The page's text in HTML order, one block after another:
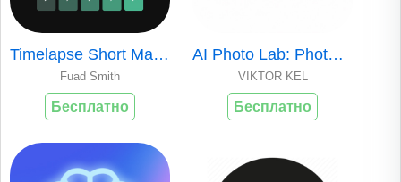
Timelapse Short Maker AI Video
Fuad Smith
Бесплатно
AI Photo Lab: Photo Generation
VIKTOR KEL
Бесплатно